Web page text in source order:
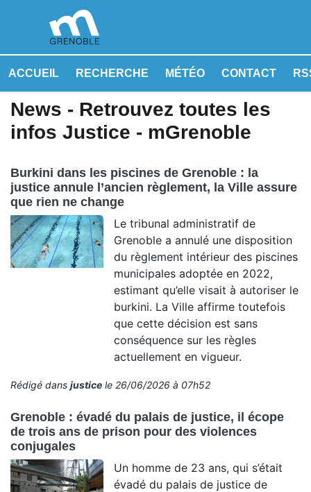
ACCUEIL RECHERCHE MÉTÉO CONTACT
News - Retrouvez toutes les
infos Justice - mGrenoble
Burkini dans les piscines de Grenoble : la
justice annule l’ancien règlement, la Ville assure
que rien ne change
Le tribunal administratif de
Grenoble a annulé une disposition
du règlement intérieur des piscines
municipales adoptée en 2022,
estimant qu’elle visait à autoriser le
burkini. La Ville affirme toutefois
que cette décision est sans
conséquence sur les règles
actuellement en vigueur.
Rédigé dans justice le 26/06/2026 à 07h52
Grenoble : évadé du palais de justice, il écope
de trois ans de prison pour des violences
conjugales
Un homme de 23 ans, qui s’était
évadé du palais de justice de